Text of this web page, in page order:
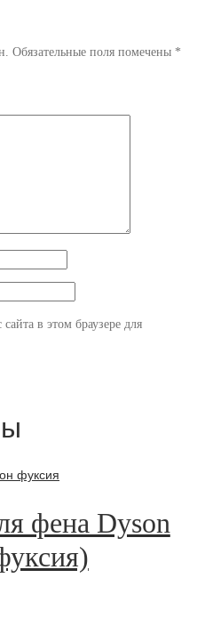
Обязательные поля помечены *
в этом браузере для
фена Dyson